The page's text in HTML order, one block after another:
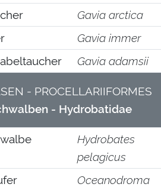
Gavia arctica
Gavia immer
Gavia adamsii
- PROCELLARIIFORMES
- Hydrobatidae
Hydrobates
pelagicus
Oceanodroma